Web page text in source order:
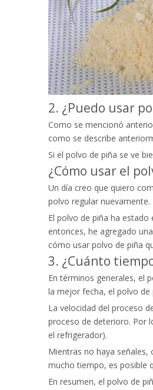
2. ¿Puedo usar
Como se mencionó
como se describe
Si el polvo de piña se ve
¿Cómo usar el
Un día creo que quiero
polvo regular nuevamente.
El polvo de piña ha
entonces, he agregado
cómo usar polvo de piña
3. ¿Cuánto
En términos generales, el
la mejor fecha, el polvo
La velocidad del proceso
proceso de deterioro. Por
el refrigerador).
Mientras no haya
mucho tiempo, es posible
En resumen, el polvo de